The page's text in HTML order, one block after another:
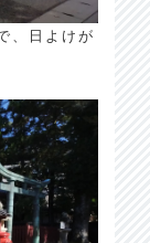
、日よけが